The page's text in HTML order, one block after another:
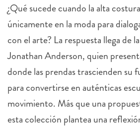
¿Qué sucede cuando la alta
únicamente en la moda para
con el arte? La respuesta llega de
Jonathan Anderson, quien
donde las prendas trascienden su
para convertirse en auténticas
movimiento. Más que una
esta colección plantea una